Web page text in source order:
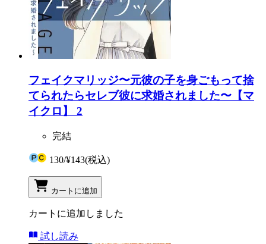
フェイクマリッジ〜元彼の子を身ごもって捨
てられたらセレブ彼に求婚されました〜【マ
イクロ】 2
完結
130/¥143(税込)
カートに追加
カートに追加しました
試し読み